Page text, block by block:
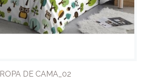
ROPA DE CAMA_02